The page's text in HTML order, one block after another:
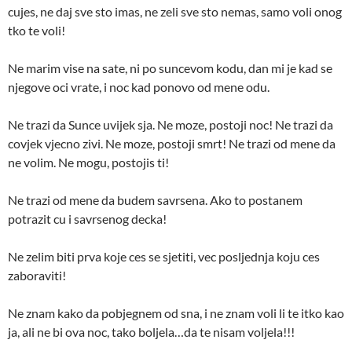
cujes, ne daj sve sto imas, ne zeli sve sto nemas, samo voli onog
tko te voli!
Ne marim vise na sate, ni po suncevom kodu, dan mi je kad se
njegove oci vrate, i noc kad ponovo od mene odu.
Ne trazi da Sunce uvijek sja. Ne moze, postoji noc! Ne trazi da
covjek vjecno zivi. Ne moze, postoji smrt! Ne trazi od mene da
ne volim. Ne mogu, postojis ti!
Ne trazi od mene da budem savrsena. Ako to postanem
potrazit cu i savrsenog decka!
Ne zelim biti prva koje ces se sjetiti, vec posljednja koju ces
zaboraviti!
Ne znam kako da pobjegnem od sna, i ne znam voli li te itko kao
ja, ali ne bi ova noc, tako boljela…da te nisam voljela!!!